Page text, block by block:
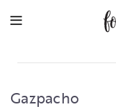
Gazpacho